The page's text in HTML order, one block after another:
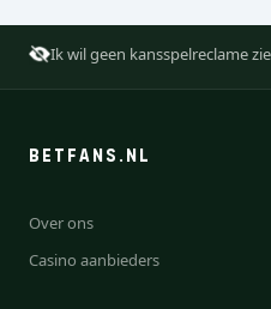
Ik wil geen kansspelreclame
BETFANS.NL
Over ons
Casino aanbieders